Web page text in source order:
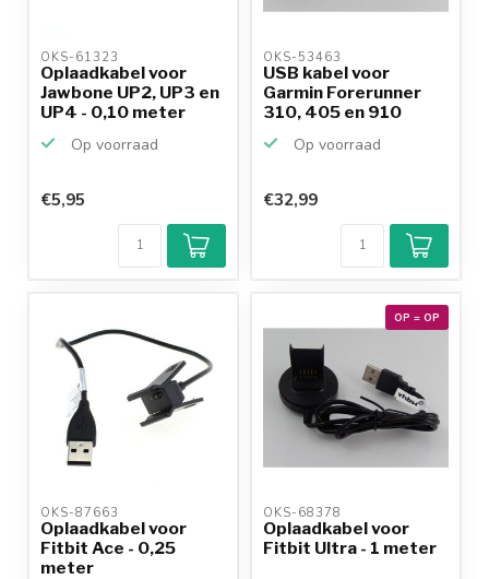
OKS-61323
Oplaadkabel voor
Jawbone UP2, UP3 en
UP4 - 0,10 meter
Op voorraad
€5,95
OKS-53463
USB kabel voor
Garmin Forerunner
310, 405 en 910
Op voorraad
€32,99
OKS-87663
Oplaadkabel voor
Fitbit Ace - 0,25
meter
OP = OP
OKS-68378
Oplaadkabel voor
Fitbit Ultra - 1 meter